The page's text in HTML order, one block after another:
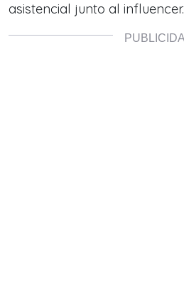
asistencial junto al influencer.